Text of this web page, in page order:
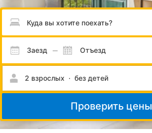
Заезд Отъезд
2 взрослых · без детей
Проверить цены